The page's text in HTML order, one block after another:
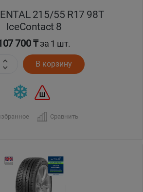
215/55 R17 98T
IceContact 8
700 ₸за 1 шт.
В корзину
Сравнить